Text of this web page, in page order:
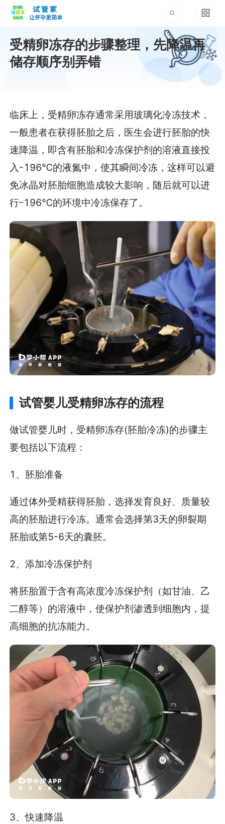
受精卵冻存的步骤整理，先降温再
储存顺序别弄错
临床上，受精卵冻存通常采用玻璃化冷冻技术，
一般患者在获得胚胎之后，医生会进行胚胎的快
速降温，即含有胚胎和冷冻保护剂的溶液直接投
入-196℃的液氮中，使其瞬间冷冻，这样可以避
免冰晶对胚胎细胞造成较大影响，随后就可以进
行-196℃的环境中冷冻保存了。
试管婴儿受精卵冻存的流程
做试管婴儿时，受精卵冻存(胚胎冷冻)的步骤主
要包括以下流程：
1、胚胎准备
通过体外受精获得胚胎，选择发育良好、质量较
高的胚胎进行冷冻。通常会选择第3天的卵裂期
胚胎或第5-6天的囊胚。
2、添加冷冻保护剂
将胚胎置于含有高浓度冷冻保护剂（如甘油、乙
二醇等）的溶液中，使保护剂渗透到细胞内，提
高细胞的抗冻能力。
3、快速降温